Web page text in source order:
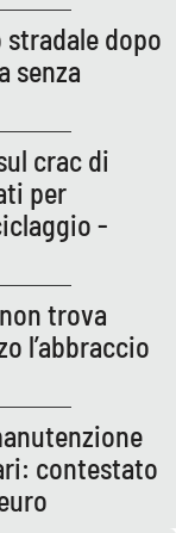
dopo
senza
crac di
per
-
trova
l’abbraccio
contestato